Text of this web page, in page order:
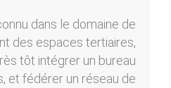
dans le domaine de
des espaces tertiaires,
tôt intégrer un bureau
et fédérer un réseau de